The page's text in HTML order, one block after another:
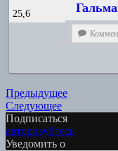
25,6
Навигация
по
записям
Предыдущее
СледующееСледующая
работа:
Подписаться
авторизуйтесь
Уведомить о